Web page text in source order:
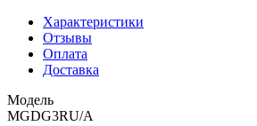
Характеристики
Отзывы
Оплата
Доставка
Модель
MGDG3RU/A